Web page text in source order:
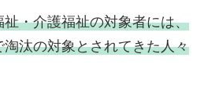
祉・介護福祉の対象者には、
汰の対象とされてきた人々